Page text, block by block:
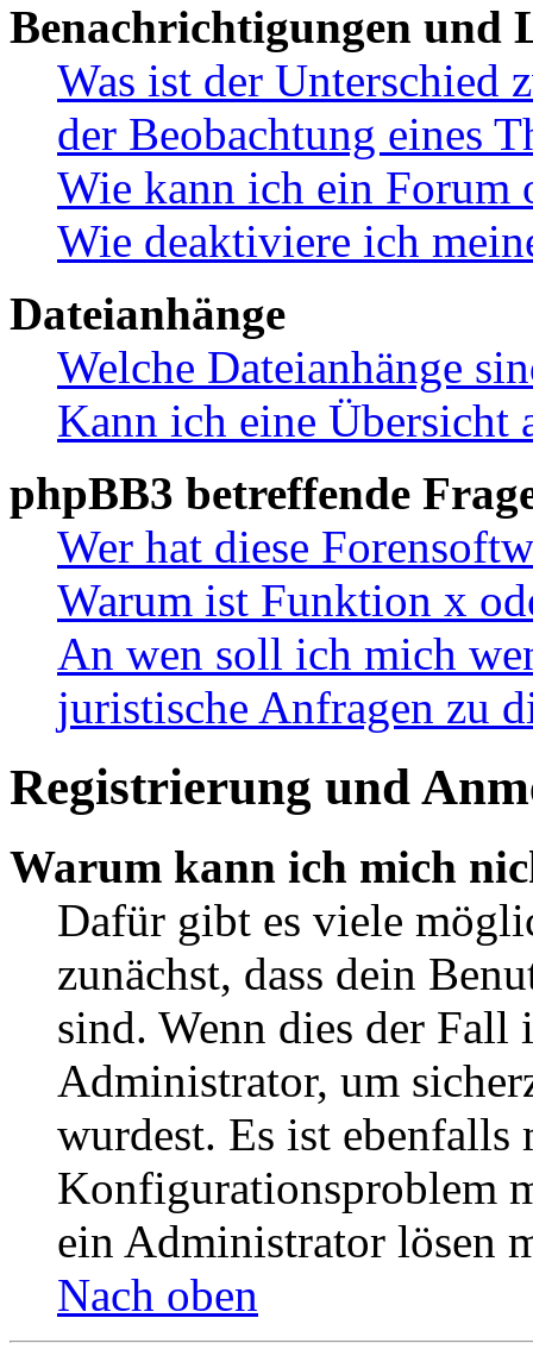
Benachrichtigungen und
Was ist der Unterschied
der Beobachtung eines
Wie kann ich ein Forum
Wie deaktiviere ich
Dateianhänge
Welche Dateianhänge
Kann ich eine Übersicht
phpBB3 betreffende
Wer hat diese
Warum ist Funktion x
An wen soll ich mich
juristische Anfragen zu
Registrierung und
Warum kann ich mich
Dafür gibt es viele
zunächst, dass dein
sind. Wenn dies der Fall
Administrator, um
wurdest. Es ist ebenfalls
Konfigurationsproblem
ein Administrator lösen
Nach oben